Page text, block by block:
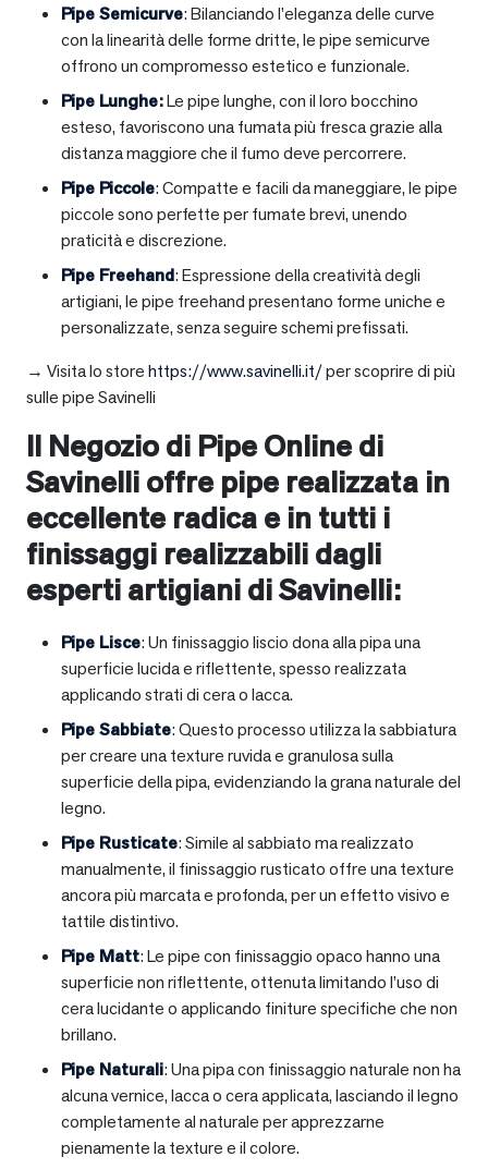
Pipe Semicurve: Bilanciando l’eleganza delle curve
con la linearità delle forme dritte, le pipe semicurve
offrono un compromesso estetico e funzionale.
Pipe Lunghe:Le pipe lunghe, con il loro bocchino
esteso, favoriscono una fumata più fresca grazie alla
distanza maggiore che il fumo deve percorrere.
Pipe Piccole: Compatte e facili da maneggiare, le pipe
piccole sono perfette per fumate brevi, unendo
praticità e discrezione.
Pipe Freehand: Espressione della creatività degli
artigiani, le pipe freehand presentano forme uniche e
personalizzate, senza seguire schemi prefissati.
→ Visita lo storehttps://www.savinelli.it/per scoprire di più
sulle pipe Savinelli
Il Negozio di Pipe Online di
Savinelli offre pipe realizzata in
eccellente radica e in tutti i
finissaggi realizzabili dagli
esperti artigiani di Savinelli:
Pipe Lisce: Un finissaggio liscio dona alla pipa una
superficie lucida e riflettente, spesso realizzata
applicando strati di cera o lacca.
Pipe Sabbiate: Questo processo utilizza la sabbiatura
per creare una texture ruvida e granulosa sulla
superficie della pipa, evidenziando la grana naturale del
legno.
Pipe Rusticate: Simile al sabbiato ma realizzato
manualmente, il finissaggio rusticato offre una texture
ancora più marcata e profonda, per un effetto visivo e
tattile distintivo.
Pipe Matt: Le pipe con finissaggio opaco hanno una
superficie non riflettente, ottenuta limitando l’uso di
cera lucidante o applicando finiture specifiche che non
brillano.
Pipe Naturali: Una pipa con finissaggio naturale non ha
alcuna vernice, lacca o cera applicata, lasciando il legno
completamente al naturale per apprezzarne
pienamente la texture e il colore.